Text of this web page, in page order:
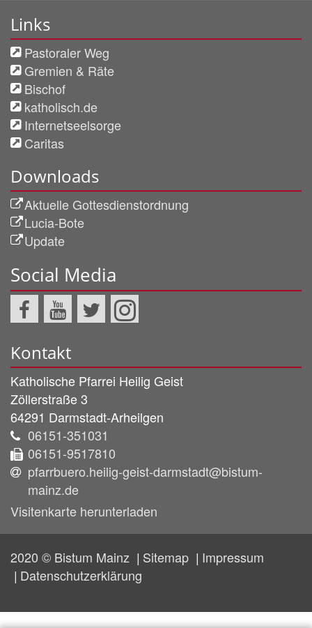
Links
Pastoraler Weg
Gremien & Räte
Bischof
katholisch.de
Internetseelsorge
Caritas
Downloads
Aktuelle Gottesdienstordnung
Lucia-Bote
Update
Social Media
Kontakt
Katholische Pfarrei Heilig Geist
Zöllerstraße 3
64291 Darmstadt-Arheilgen
06151-351031
06151-9517810
pfarrbuero.heilig-geist-darmstadt@bistum-
mainz.de
Visitenkarte herunterladen
2020 © Bistum Mainz Sitemap
Impressum
Datenschutzerklärung